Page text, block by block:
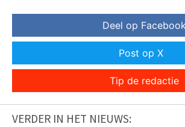
Deel op
Post op X
Tip de redactie
VERDER IN HET NIEUWS: